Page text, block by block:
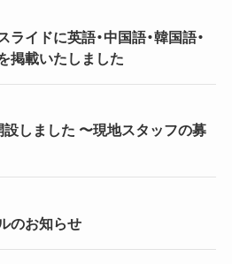
イドに英語・中国語・韓国語・
掲載いたしました
設しました 〜現地スタッフの募
のお知らせ